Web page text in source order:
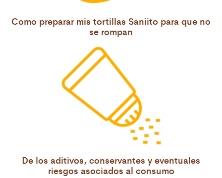
Como preparar mis tortillas Saniito para que no
se rompan
De los aditivos, conservantes y eventuales
riesgos asociados al consumo